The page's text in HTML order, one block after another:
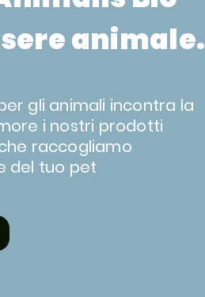
animale.
gli animali incontra la
i nostri prodotti
raccogliamo
del tuo pet